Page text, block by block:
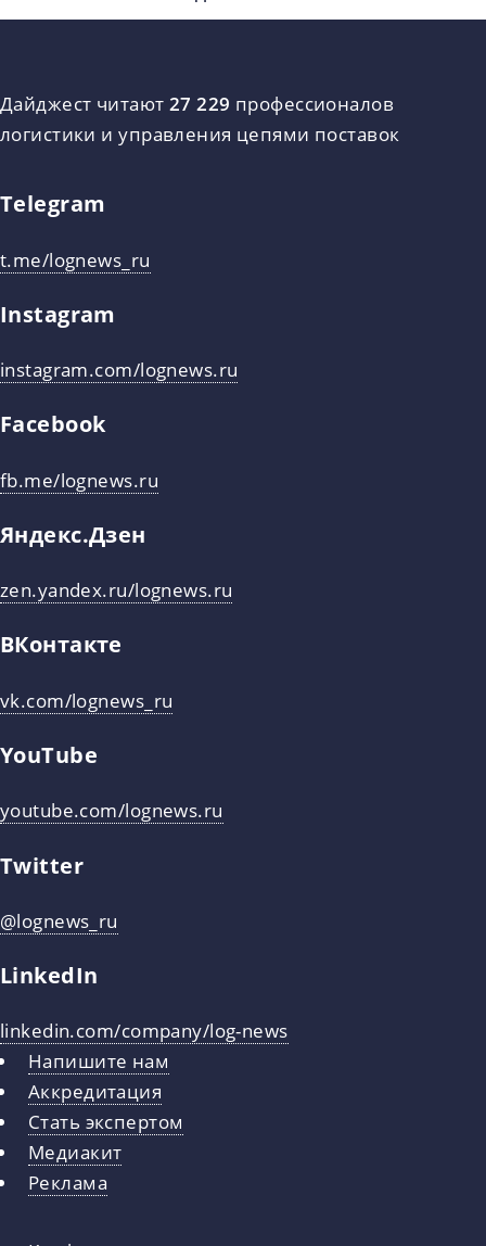
Дайджест читают 27 229 профессионалов
логистики и управления цепями поставок
Telegram
t.me/lognews_ru
Instagram
instagram.com/lognews.ru
Facebook
fb.me/lognews.ru
Яндекс.Дзен
zen.yandex.ru/lognews.ru
ВКонтакте
vk.com/lognews_ru
YouTube
youtube.com/lognews.ru
Twitter
@lognews_ru
LinkedIn
linkedin.com/company/log-news
Напишите нам
Аккредитация
Стать экспертом
Медиакит
Реклама